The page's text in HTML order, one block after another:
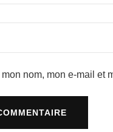
mon nom, mon e-mail et